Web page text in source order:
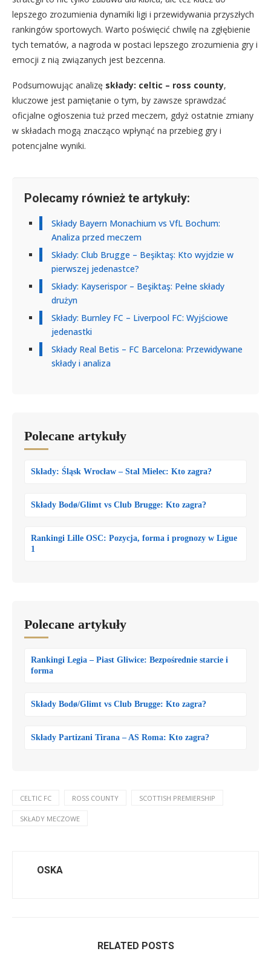
lepszego zrozumienia dynamiki ligi i przewidywania przyszłych
rankingów sportowych. Warto poświęcić chwilę na zgłębienie
tych tematów, a nagroda w postaci lepszego zrozumienia gry i
emocji z nią związanych jest bezcenna.
Podsumowując analizę składy: celtic – ross county,
kluczowe jest pamiętanie o tym, by zawsze sprawdzać
oficjalne ogłoszenia tuż przed meczem, gdyż ostatnie zmiany
w składach mogą znacząco wpłynąć na przebieg gry i
potencjalne wyniki.
Polecamy również te artykuły:
Składy Bayern Monachium vs VfL Bochum:
Analiza przed meczem
Składy: Club Brugge – Beşiktaş: Kto wyjdzie w
pierwszej jedenastce?
Składy: Kayserispor – Beşiktaş: Pełne składy
drużyn
Składy: Burnley FC – Liverpool FC: Wyjściowe
jedenastki
Składy Real Betis – FC Barcelona: Przewidywane
składy i analiza
Polecane artykuły
Składy: Śląsk Wrocław – Stal Mielec: Kto zagra?
Składy Bodø/Glimt vs Club Brugge: Kto zagra?
Rankingi Lille OSC: Pozycja, forma i prognozy w Ligue
1
Polecane artykuły
Rankingi Legia – Piast Gliwice: Bezpośrednie starcie i
forma
Składy Bodø/Glimt vs Club Brugge: Kto zagra?
Składy Partizani Tirana – AS Roma: Kto zagra?
CELTIC FC ROSS COUNTY SCOTTISH PREMIERSHIP
SKŁADY MECZOWE
OSKA
RELATED POSTS